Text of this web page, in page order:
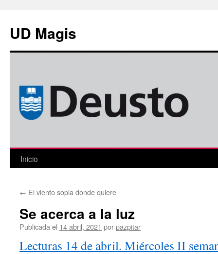
contenido
UD Magis
Inicio
← El viento sopla donde quiere
Se acerca a la luz
Publicada el 14 abril, 2021 porpazpitar
Lecturas 14 de abril. Miércoles II